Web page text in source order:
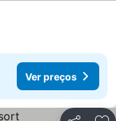
Ver preços